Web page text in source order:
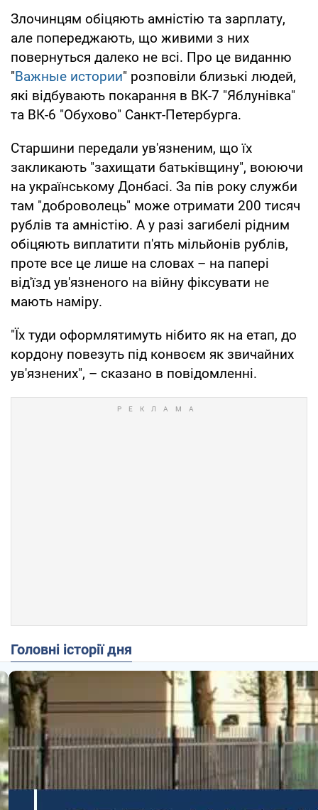
Злочинцям обіцяють амністію та зарплату,
але попереджають, що живими з них
повернуться далеко не всі. Про це виданню
"Важные истории" розповіли близькі людей,
які відбувають покарання в ВК-7 "Яблунівка"
та ВК-6 "Обухово" Санкт-Петербурга.
Старшини передали ув'язненим, що їх
закликають "захищати батьківщину", воюючи
на українському Донбасі. За пів року служби
там "доброволець" може отримати 200 тисяч
рублів та амністію. А у разі загибелі рідним
обіцяють виплатити п'ять мільйонів рублів,
проте все це лише на словах – на папері
від'їзд ув'язненого на війну фіксувати не
мають наміру.
"Їх туди оформлятимуть нібито як на етап, до
кордону повезуть під конвоєм як звичайних
ув'язнених", – сказано в повідомленні.
Головні історії дня